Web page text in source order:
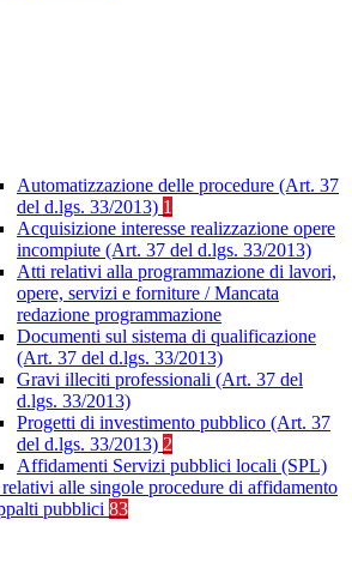
Automatizzazione delle procedure (Art. 37
del d.lgs. 33/2013) 1
Acquisizione interesse realizzazione opere
incompiute (Art. 37 del d.lgs. 33/2013)
Atti relativi alla programmazione di lavori,
opere, servizi e forniture / Mancata
redazione programmazione
Documenti sul sistema di qualificazione
(Art. 37 del d.lgs. 33/2013)
Gravi illeciti professionali (Art. 37 del
d.lgs. 33/2013)
Progetti di investimento pubblico (Art. 37
del d.lgs. 33/2013) 2
Affidamenti Servizi pubblici locali (SPL)
alle singole procedure di affidamento
pubblici 83